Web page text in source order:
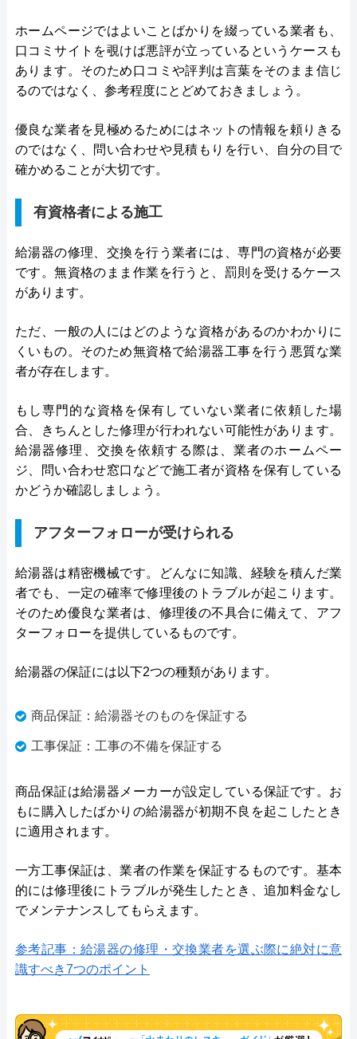
ホームページではよいことばかりを綴っている業者も、
口コミサイトを覗けば悪評が立っているというケースも
あります。そのため口コミや評判は言葉をそのまま信じ
るのではなく、参考程度にとどめておきましょう。
優良な業者を見極めるためにはネットの情報を頼りきる
のではなく、問い合わせや見積もりを行い、自分の目で
確かめることが大切です。
有資格者による施工
給湯器の修理、交換を行う業者には、専門の資格が必要
です。無資格のまま作業を行うと、罰則を受けるケース
があります。
ただ、一般の人にはどのような資格があるのかわかりに
くいもの。そのため無資格で給湯器工事を行う悪質な業
者が存在します。
もし専門的な資格を保有していない業者に依頼した場
合、きちんとした修理が行われない可能性があります。
給湯器修理、交換を依頼する際は、業者のホームペー
ジ、問い合わせ窓口などで施工者が資格を保有している
かどうか確認しましょう。
アフターフォローが受けられる
給湯器は精密機械です。どんなに知識、経験を積んだ業
者でも、一定の確率で修理後のトラブルが起こります。
そのため優良な業者は、修理後の不具合に備えて、アフ
ターフォローを提供しているものです。
給湯器の保証には以下2つの種類があります。
商品保証：給湯器そのものを保証する
工事保証：工事の不備を保証する
商品保証は給湯器メーカーが設定している保証です。お
もに購入したばかりの給湯器が初期不良を起こしたとき
に適用されます。
一方工事保証は、業者の作業を保証するものです。基本
的には修理後にトラブルが発生したとき、追加料金なし
でメンテナンスしてもらえます。
参考記事：給湯器の修理・交換業者を選ぶ際に絶対に意
識すべき7つのポイント